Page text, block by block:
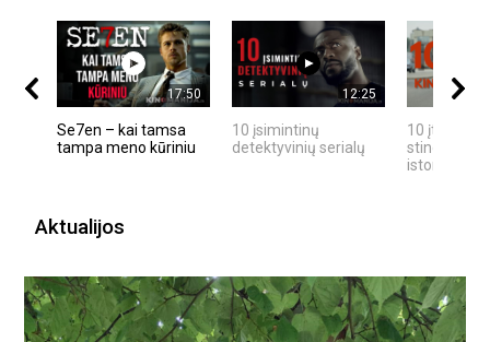
17:50
Se7en – kai tamsa
tampa meno kūriniu
12:25
10 įsimintinų
detektyvinių serialų
10 įtemptų,
stingdančių
istorijų
Aktualijos